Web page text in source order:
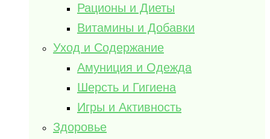
Рационы и Диеты
Витамины и Добавки
Уход и Содержание
Амуниция и Одежда
Шерсть и Гигиена
Игры и Активность
Здоровье